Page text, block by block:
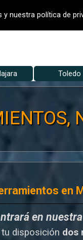
nuestra política de
▼
Toledo
en
en
disposición dos